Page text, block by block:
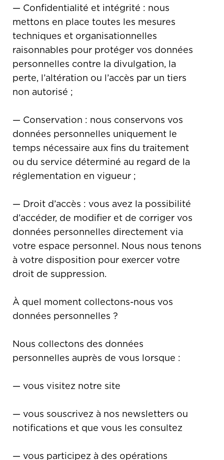
— Confidentialité et intégrité : nous
mettons en place toutes les mesures
techniques et organisationnelles
raisonnables pour protéger vos données
personnelles contre la divulgation, la
perte, l’altération ou l’accès par un tiers
non autorisé ;
— Conservation : nous conservons vos
données personnelles uniquement le
temps nécessaire aux fins du traitement
ou du service déterminé au regard de la
réglementation en vigueur ;
— Droit d’accès : vous avez la possibilité
d’accéder, de modifier et de corriger vos
données personnelles directement via
votre espace personnel. Nous nous tenons
à votre disposition pour exercer votre
droit de suppression.
À quel moment collectons-nous vos
données personnelles ?
Nous collectons des données
personnelles auprès de vous lorsque :
— vous visitez notre site
— vous souscrivez à nos newsletters ou
notifications et que vous les consultez
— vous participez à des opérations